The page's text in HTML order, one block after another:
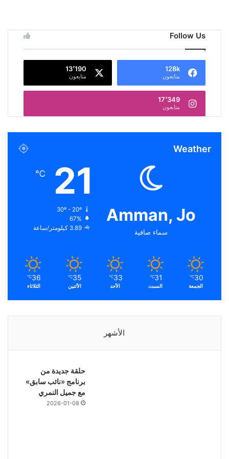
Follow Us
128k
متابعون
13٬190
متابعون
17٬349
متابعون
Weather
Amman, Jo
سماء صافية
21
℃
30º - 20º
67%
3.89 كيلومتر/ساعة
30
℃
الجمعة
31
℃
السبت
33
℃
الأحد
35
℃
الأثنين
36
℃
الثلاثاء
الأشهر
حلقة جديدة من
برنامج «نائب سابق»
مع جميل النمري
2026-01-08